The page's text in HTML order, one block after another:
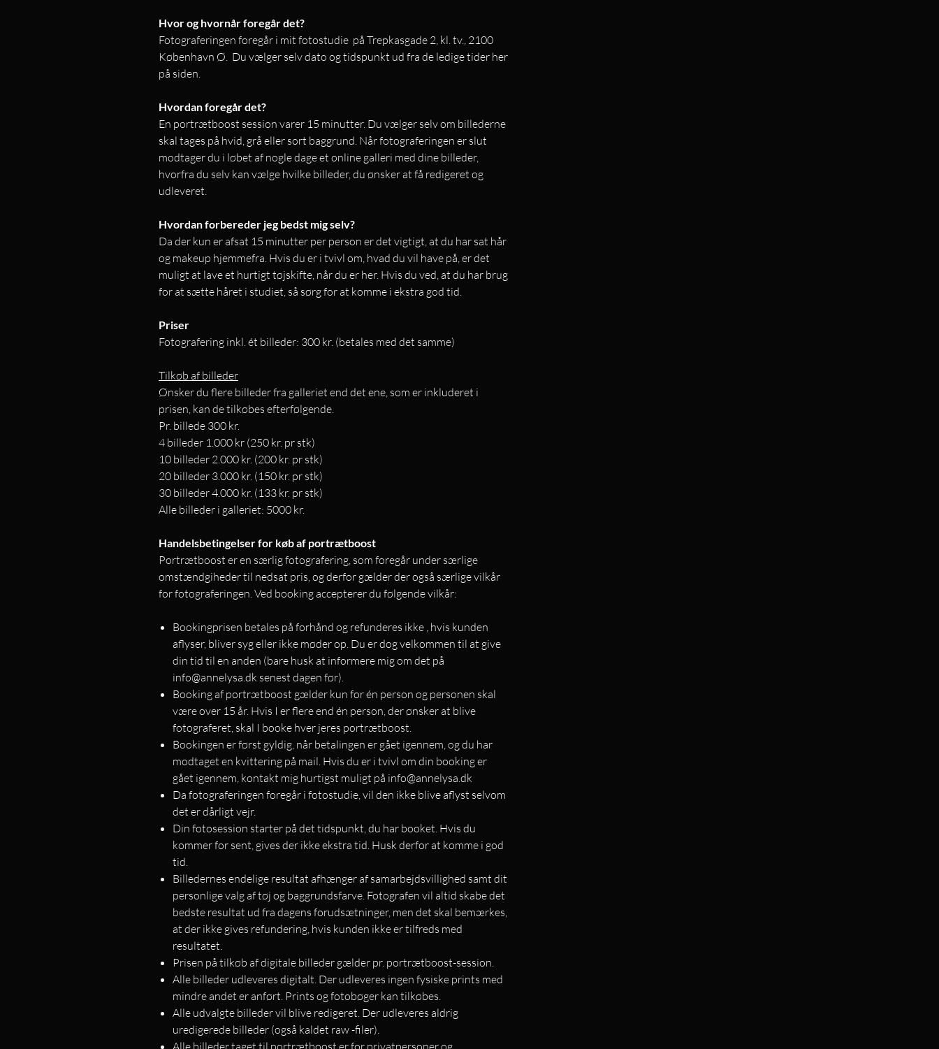
Hvor og hvornår foregår det?
Fotograferingen foregår i mit fotostudie på Trepkasgade 2, kl. tv., 2100
København Ø. Du vælger selv dato og tidspunkt ud fra de ledige tider her
på siden.
Hvordan foregår det?
En portrætboost session varer 15 minutter. Du vælger selv om billederne
skal tages på hvid, grå eller sort baggrund. Når fotograferingen er slut
modtager du i løbet af nogle dage et online galleri med dine billeder,
hvorfra du selv kan vælge hvilke billeder, du ønsker at få redigeret og
udleveret.
Hvordan forbereder jeg bedst mig selv?
Da der kun er afsat 15 minutter per person er det vigtigt, at du har sat hår
og makeup hjemmefra. Hvis du er i tvivl om, hvad du vil have på, er det
muligt at lave et hurtigt tøjskifte, når du er her. Hvis du ved, at du har brug
for at sætte håret i studiet, så sørg for at komme i ekstra god tid.
Priser
Fotografering inkl. ét billeder: 300 kr. (betales med det samme)
Tilkøb af billeder
Ønsker du flere billeder fra galleriet end det ene, som er inkluderet i
prisen, kan de tilkøbes efterfølgende.​
Pr. billede 300 kr.
4 billeder 1.000 kr (250 kr. pr stk)
10 billeder 2.000 kr. (200 kr. pr stk)
20 billeder 3.000 kr. (150 kr. pr stk)
30 billeder 4.000 kr. (133 kr. pr stk)
Alle billeder i galleriet: 5000 kr.
Handelsbetingelser for køb af portrætboost
Portrætboost er en særlig fotografering, som foregår under særlige
omstændgiheder til nedsat pris, og derfor gælder der også særlige vilkår
for fotograferingen. Ved booking accepterer du følgende vilkår:
Bookingprisen betales på forhånd og refunderes ikke , hvis kunden
aflyser, bliver syg eller ikke møder op. Du er dog velkommen til at give
din tid til en anden (bare husk at informere mig om det på
info@annelysa.dk senest dagen før).
Booking af portrætboost gælder kun for én person og personen skal
være over 15 år. Hvis I er flere end én person, der ønsker at blive
fotograferet, skal I booke hver jeres portrætboost.
Bookingen er først gyldig, når betalingen er gået igennem, og du har
modtaget en kvittering på mail. Hvis du er i tvivl om din booking er
gået igennem, kontakt mig hurtigst muligt på info@annelysa.dk
Da fotograferingen foregår i fotostudie, vil den ikke blive aflyst selvom
det er dårligt vejr.
Din fotosession starter på det tidspunkt, du har booket. Hvis du
kommer for sent, gives der ikke ekstra tid. Husk derfor at komme i god
tid.
Billedernes endelige resultat afhænger af samarbejdsvillighed samt dit
personlige valg af tøj og baggrundsfarve. Fotografen vil altid skabe det
bedste resultat ud fra dagens forudsætninger, men det skal bemærkes,
at der ikke gives refundering, hvis kunden ikke er tilfreds med
resultatet.
Prisen på tilkøb af digitale billeder gælder pr. portrætboost-session.
Alle billeder udleveres digitalt. Der udleveres ingen fysiske prints med
mindre andet er anført. Prints og fotobøger kan tilkøbes.
Alle udvalgte billeder vil blive redigeret. Der udleveres aldrig
uredigerede billeder (også kaldet raw -filer).